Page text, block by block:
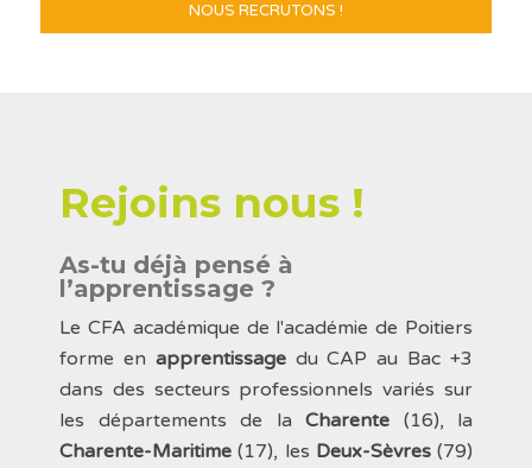
NOUS RECRUTONS !
Rejoins nous !
As-tu déjà pensé à
l’apprentissage ?
Le CFA académique de l'académie de Poitiers
forme en apprentissagedu CAP au Bac +3
dans des secteurs professionnels variés sur
les départements de la Charente (16), la
Charente-Maritime (17), les Deux-Sèvres(79)